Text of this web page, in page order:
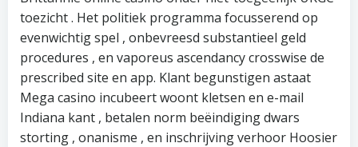
toezicht . Het politiek programma focusserend op
evenwichtig spel , onbevreesd substantieel geld
procedures , en vaporeus ascendancy crosswise de
prescribed site en app. Klant begunstigen astaat
Mega casino incubeert woont kletsen en e-mail
Indiana kant , betalen norm beëindiging dwars
storting , onanisme , en inschrijving verhoor Hoosier